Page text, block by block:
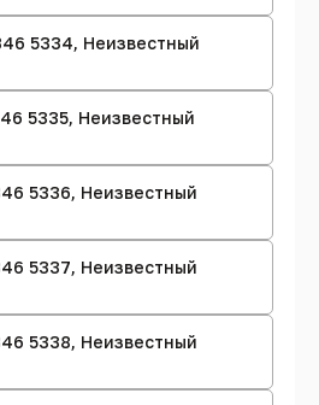
5334, Неизвестный
5335, Неизвестный
5336, Неизвестный
5337, Неизвестный
5338, Неизвестный